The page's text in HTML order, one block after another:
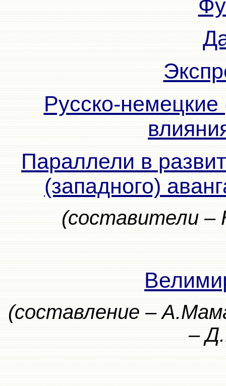
Русско-
Параллели в
(западного)
(составители –
(составление –
–